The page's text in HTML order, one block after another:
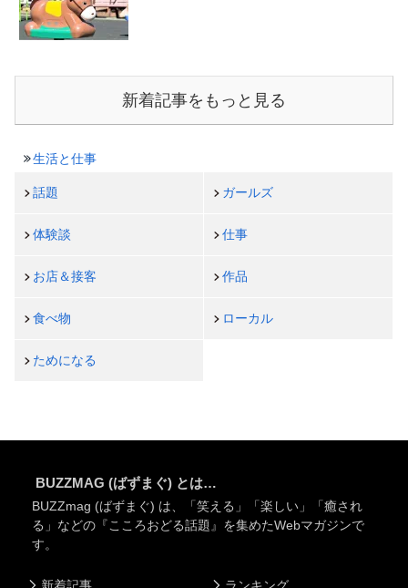
新着記事をもっと見る
生活と仕事
話題 ガールズ
体験談 仕事
お店＆接客 作品
食べ物 ローカル
ためになる
BUZZMAG (ばずまぐ) とは…
BUZZmag (ばずまぐ) は、「笑える」「楽しい」「癒され
る」などの『こころおどる話題』を集めたWebマガジンで
す。